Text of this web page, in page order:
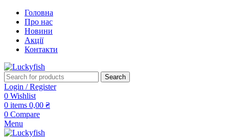
Головна
Про нас
Новини
Акції
Контакти
Search
Login / Register
0 Wishlist
0 items 0,00 ₴
0 Compare
Menu